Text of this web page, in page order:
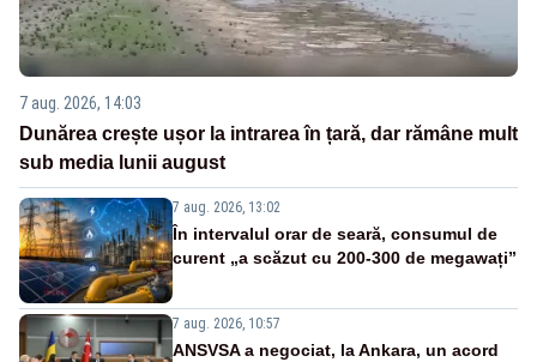
7 aug. 2026, 14:03
Dunărea crește ușor la intrarea în țară, dar rămâne mult
sub media lunii august
7 aug. 2026, 13:02
În intervalul orar de seară, consumul de
curent „a scăzut cu 200-300 de megawați”
7 aug. 2026, 10:57
ANSVSA a negociat, la Ankara, un acord